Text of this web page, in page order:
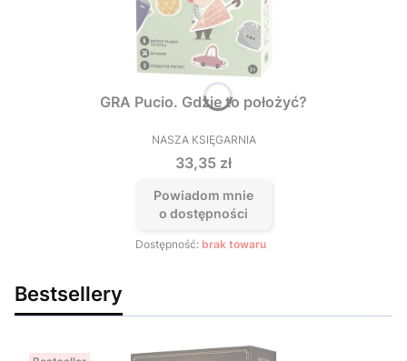
GRA Pucio. Gdzie to położyć?
PRODUCENT
NASZA KSIĘGARNIA
Cena
33,35 zł
Powiadom mnie
o dostępności
Dostępność: brak towaru
Bestsellery